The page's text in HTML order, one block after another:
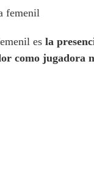
femenil
es la
como jugadora